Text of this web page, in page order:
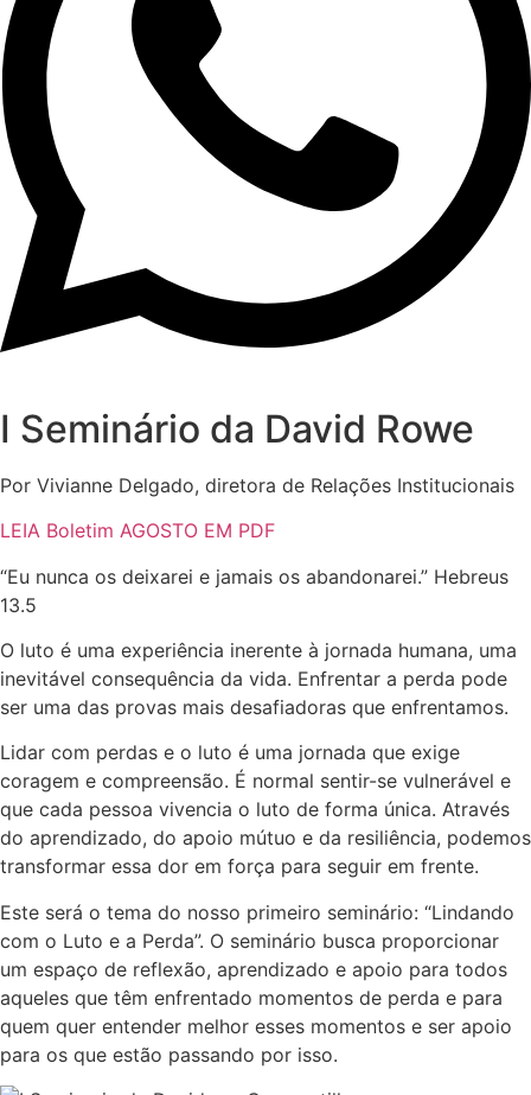
I Seminário da David Rowe
Por Vivianne Delgado, diretora de Relações Institucionais
LEIA Boletim AGOSTO EM PDF
“Eu nunca os deixarei e jamais os abandonarei.” Hebreus
13.5
O luto é uma experiência inerente à jornada humana, uma
inevitável consequência da vida. Enfrentar a perda pode
ser uma das provas mais desafiadoras que enfrentamos.
Lidar com perdas e o luto é uma jornada que exige
coragem e compreensão. É normal sentir-se vulnerável e
que cada pessoa vivencia o luto de forma única. Através
do aprendizado, do apoio mútuo e da resiliência, podemos
transformar essa dor em força para seguir em frente.
Este será o tema do nosso primeiro seminário: “Lindando
com o Luto e a Perda”. O seminário busca proporcionar
um espaço de reflexão, aprendizado e apoio para todos
aqueles que têm enfrentado momentos de perda e para
quem quer entender melhor esses momentos e ser apoio
para os que estão passando por isso.